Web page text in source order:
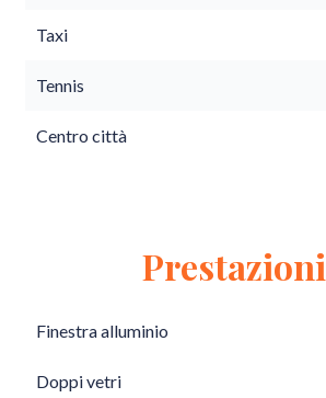
Taxi
Tennis
Centro città
Prestazioni
Finestra alluminio
Doppi vetri